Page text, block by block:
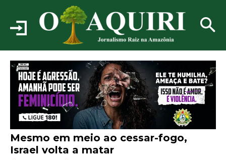
Mesmo em meio ao cessar-fogo,
Israel volta a matar